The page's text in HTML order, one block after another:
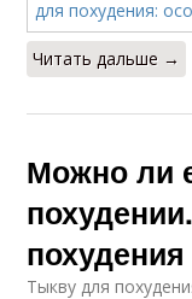
Читать дальше →
Можно ли
похудения
Тыкву для